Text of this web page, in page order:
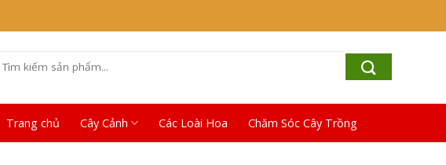
Trang chủ Cây Cảnh Các Loài Hoa Chăm Sóc Cây Trồng